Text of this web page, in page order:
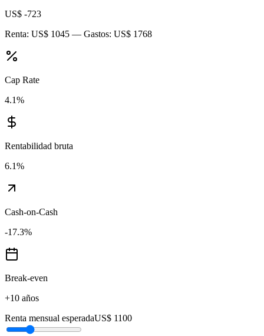
US$ -723
Renta: US$ 1045 — Gastos: US$ 1768
Cap Rate
4.1%
Rentabilidad bruta
6.1%
Cash-on-Cash
-17.3%
Break-even
+10 años
Renta mensual esperadaUS$ 1100